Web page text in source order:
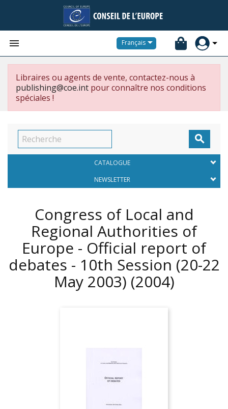
 Français
Libraires ou agents de vente, contactez-nous à
publishing@coe.int pour connaître nos conditions
spéciales !

CATALOGUE
NEWSLETTER
Congress of Local and
Regional Authorities of
Europe - Official report of
debates - 10th Session (20-22
May 2003) (2004)